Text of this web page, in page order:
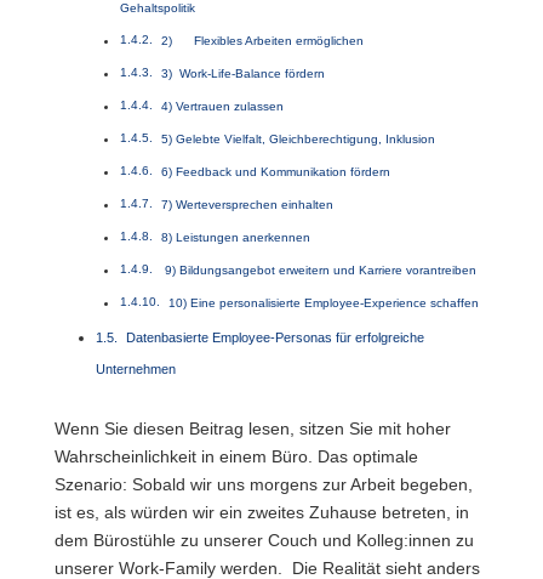
Gehaltspolitik
2) Flexibles Arbeiten ermöglichen
3) Work-Life-Balance fördern
4) Vertrauen zulassen
5) Gelebte Vielfalt, Gleichberechtigung, Inklusion
6) Feedback und Kommunikation fördern
7) Werteversprechen einhalten
8) Leistungen anerkennen
9) Bildungsangebot erweitern und Karriere vorantreiben
10) Eine personalisierte Employee-Experience schaffen
Datenbasierte Employee-Personas für erfolgreiche
Unternehmen
Wenn Sie diesen Beitrag lesen, sitzen Sie mit hoher
Wahrscheinlichkeit in einem Büro. Das optimale
Szenario: Sobald wir uns morgens zur Arbeit begeben,
ist es, als würden wir ein zweites Zuhause betreten, in
dem Bürostühle zu unserer Couch und Kolleg:innen zu
unserer Work-Family werden.
Die Realität sieht anders